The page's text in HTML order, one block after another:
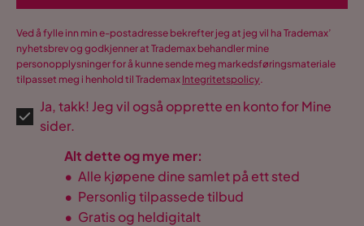
Ved å fylle inn min e-postadresse bekrefter jeg at jeg vil ha Trademax’
nyhetsbrev og godkjenner at Trademax behandler mine
personopplysninger for å kunne sende meg markedsføringsmateriale
tilpasset meg i henhold til Trademax Integritetspolicy.
Ja, takk! Jeg vil også opprette en konto for Mine
sider.
Alt dette og mye mer:
• Alle kjøpene dine samlet på ett sted
• Personlig tilpassede tilbud
• Gratis og heldigitalt